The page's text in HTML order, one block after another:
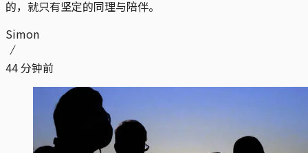
的，就只有坚定的同理与陪伴。
Simon
44 分钟前